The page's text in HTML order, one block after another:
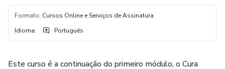
Formato: Cursos Online e Serviços de Assinatura
Idioma: Português
Este curso é a continuação do primeiro módulo, o Cura